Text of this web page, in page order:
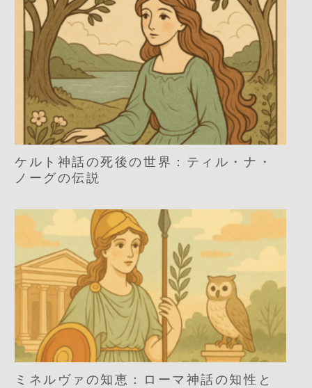
ケルト神話の死後の世界：ティル・ナ・
ノーグの伝説
ミネルヴァの知恵：ローマ神話の知性と